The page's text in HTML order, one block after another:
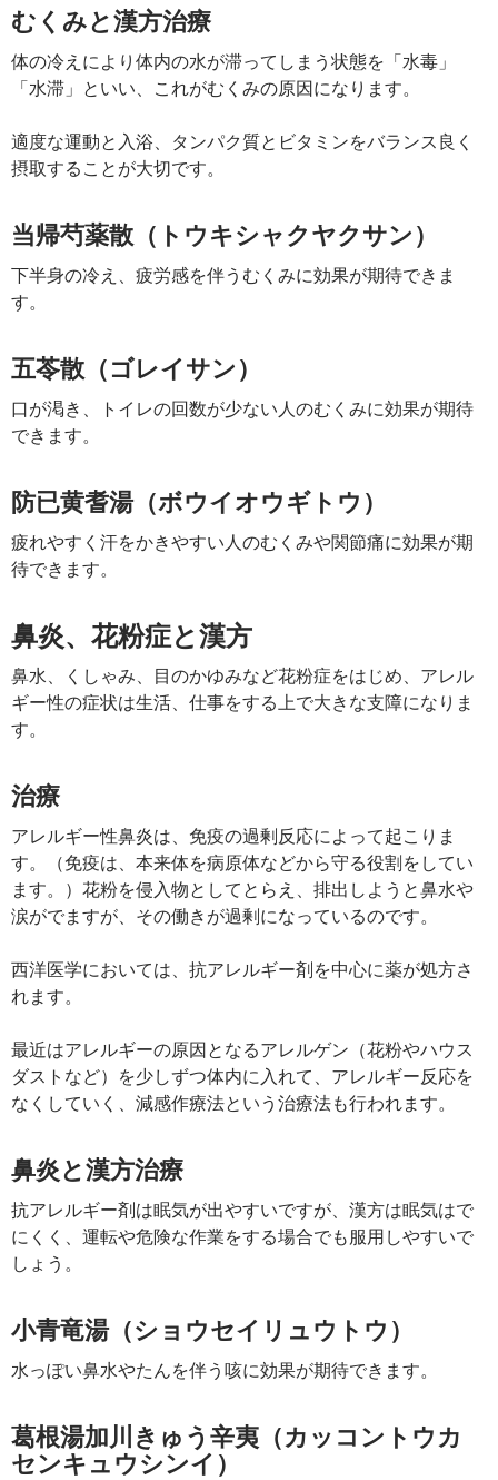
むくみと漢方治療
体の冷えにより体内の水が滞ってしまう状態を「水毒」
「水滞」といい、これがむくみの原因になります。
適度な運動と入浴、タンパク質とビタミンをバランス良く
摂取することが大切です。
当帰芍薬散（トウキシャクヤクサン）
下半身の冷え、疲労感を伴うむくみに効果が期待できま
す。
五苓散（ゴレイサン）
口が渇き、トイレの回数が少ない人のむくみに効果が期待
できます。
防已黄耆湯（ボウイオウギトウ）
疲れやすく汗をかきやすい人のむくみや関節痛に効果が期
待できます。
鼻炎、花粉症と漢方
鼻水、くしゃみ、目のかゆみなど花粉症をはじめ、アレル
ギー性の症状は生活、仕事をする上で大きな支障になりま
す。
治療
アレルギー性鼻炎は、免疫の過剰反応によって起こりま
す。（免疫は、本来体を病原体などから守る役割をしてい
ます。）花粉を侵入物としてとらえ、排出しようと鼻水や
涙がでますが、その働きが過剰になっているのです。
西洋医学においては、抗アレルギー剤を中心に薬が処方さ
れます。
最近はアレルギーの原因となるアレルゲン（花粉やハウス
ダストなど）を少しずつ体内に入れて、アレルギー反応を
なくしていく、減感作療法という治療法も行われます。
鼻炎と漢方治療
抗アレルギー剤は眠気が出やすいですが、漢方は眠気はで
にくく、運転や危険な作業をする場合でも服用しやすいで
しょう。
小青竜湯（ショウセイリュウトウ）
水っぽい鼻水やたんを伴う咳に効果が期待できます。
葛根湯加川きゅう辛夷（カッコントウカ
センキュウシンイ）